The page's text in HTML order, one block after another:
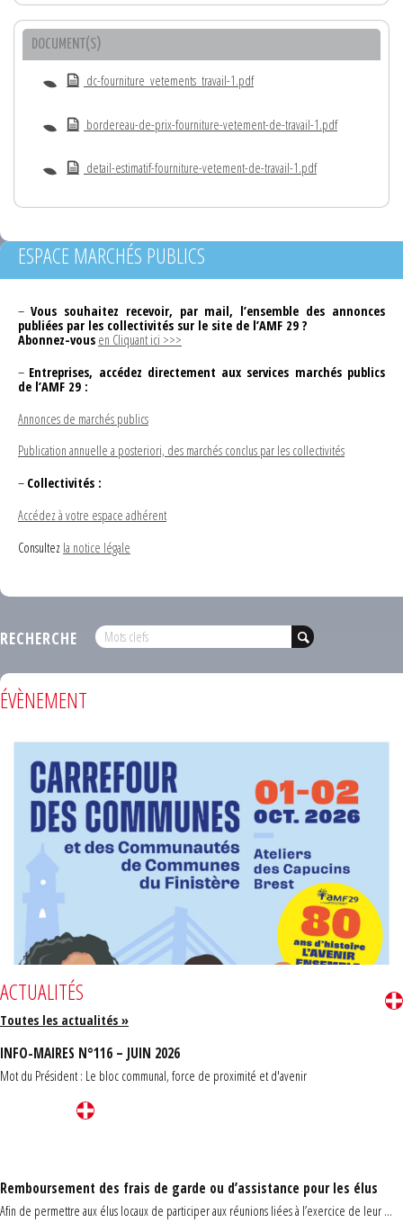
DOCUMENT(S)
dc-fourniture_vetements_travail-1.pdf
bordereau-de-prix-fourniture-vetement-de-travail-1.pdf
detail-estimatif-fourniture-vetement-de-travail-1.pdf
ESPACE MARCHÉS PUBLICS
– Vous souhaitez recevoir, par mail, l’ensemble des annonces
publiées par les collectivités sur le site de l’AMF 29 ?
Abonnez-vous en Cliquant ici >>>
– Entreprises, accédez directement aux services marchés publics
de l’AMF 29 :
Annonces de marchés publics
Publication annuelle a posteriori, des marchés conclus par les collectivités
– Collectivités :
Accédez à votre espace adhérent
Consultez la notice légale
RECHERCHE
ÉVÈNEMENT
ACTUALITÉS
Toutes les actualités »
INFO-MAIRES N°116 – JUIN 2026
Mot du Président : Le bloc communal, force de proximité et d'avenir
Remboursement des frais de garde ou d’assistance pour les élus
Afin de permettre aux élus locaux de participer aux réunions liées à l’exercice de leur ...